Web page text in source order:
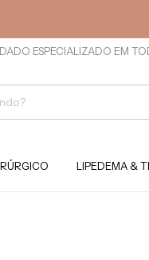
ESPECIALIZADO EM
LIPEDEMA &